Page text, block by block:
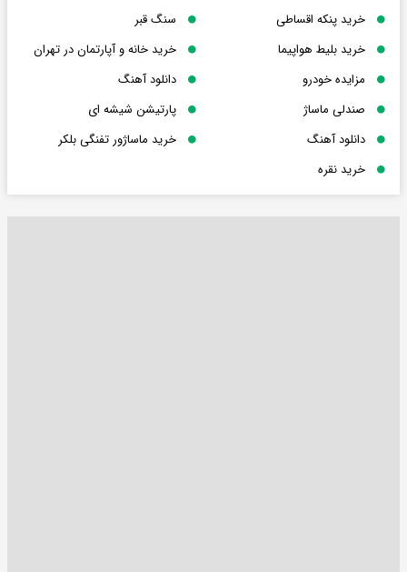
خرید پنکه اقساطی
سنگ قبر
خرید بلیط هواپیما
خرید خانه و آپارتمان در تهران
مزایده خودرو
دانلود آهنگ
صندلی ماساژ
پارتیشن شیشه ای
دانلود آهنگ
خرید ماساژور تفنگی بلکر
خرید نقره